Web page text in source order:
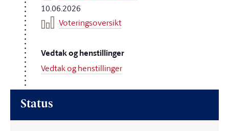
10.06.2026
Voteringsoversikt
Vedtak og henstillinger
Vedtak og henstillinger
Status